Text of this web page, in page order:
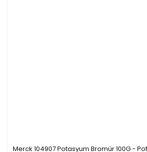
Merck 104907 Potasyum Bromür 100G -